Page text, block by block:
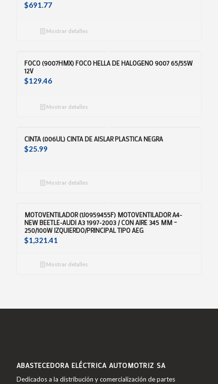
$691.77
Mostrar detalles
FOCO (9007HMX) FOCO HELLA DE HALOGENO 9007 65/55W
12V
$129.46
Mostrar detalles
CINTA (006UL) CINTA DE AISLAR PLASTICA NEGRA
$25.99
Mostrar detalles
MOTOVENTILADOR (1J0959455F) MOTOVENTILADOR A4-
NEW BEETLE-AUDI A3 1997-2003 / CON AIRE 345 MM –
250/100W IZQUIERDO/PRINCIPAL TIPO AEG
$1,321.41
Mostrar detalles
ABASTECEDORA ELÉCTRICA AUTOMOTRIZ SA
Dedicados a la distribución y comercialización de partes